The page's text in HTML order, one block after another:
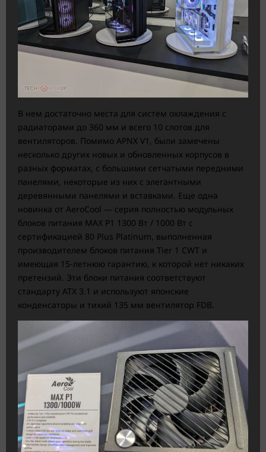
В нем достаточно места для систем охлаждения с
радиаторами до 360 мм и всего 10 слотов для
вентиляторов. Помимо APNX V1, были замечены
несколько других новых и обновленных корпусов в
разных форматах, с большими сетчатыми передними
панелями, некоторые из них с элегантными
деревянными панелями и вставками. Еще одна
новинка от AeroCool — серия полностью модульных
блоков питания MAX P1 1300 Вт / 1000 Вт с
сертификацией 80 Plus Platinum, выполненная
производителем блоков питания Tier 1 CWT и
имеющая 15-летнюю гарантию, к которой нет никаких
претензий. Эти блоки питания соответствуют
стандарту ATX 3.1 и используют японские
конденсаторы и тихий 135 мм вентилятор FDB.